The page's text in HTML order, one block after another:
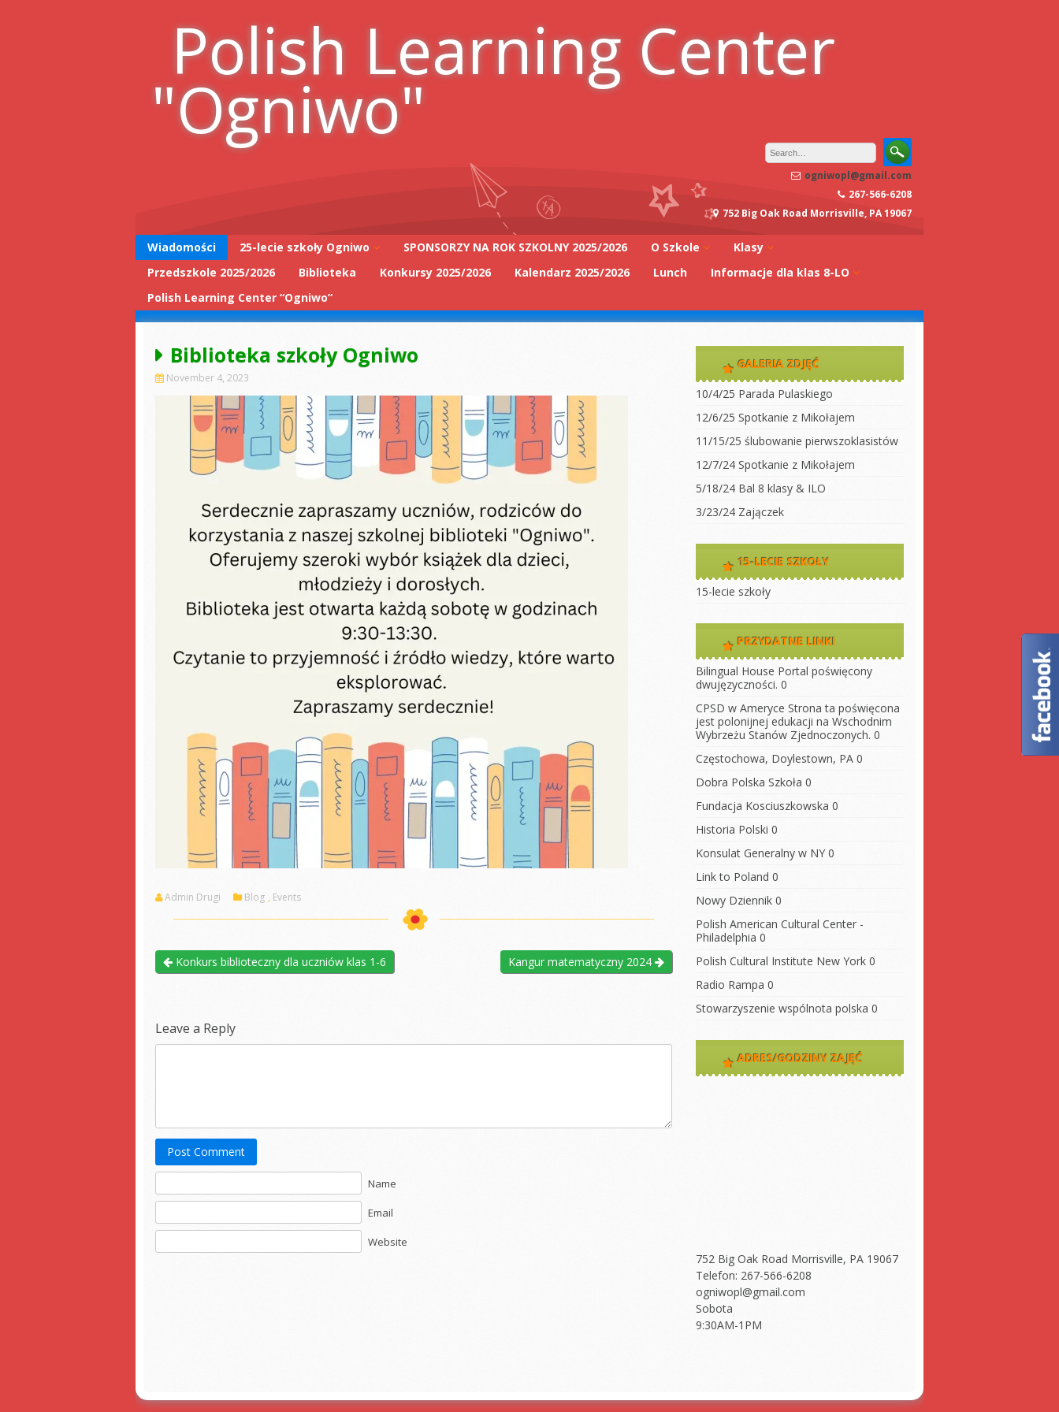
Polish Learning Center
"Ogniwo"
ogniwopl@gmail.com
267-566-6208
752 Big Oak Road Morrisville, PA 19067
Wiadomości
25-lecie szkoły Ogniwo
25-lecie wpis do
SPONSORZY NA ROK SZKOLNY 2025/2026
O Szkole
Adres szkoły
2025/2026
2025/2026
Statut szkoły
“Ogniwo”
Dokumenty do
15-lecie szkoły
Klasy
Klasa 0A
Klasa 1A
Klasa 1B
Klasa 2
Klasa 3A
Klasa 3 B
Klasa 5
Klasa 6
Klasa 8
LO 1
Przedszkole 2025/2026 Biblioteka Konkursy 2025/2026 Kalendarz 2025/2026 Lunch
Informacje dla klas 8-LO
Stypendia
Egzaminy z
dwujęzyczności
Polish Learning Center “Ogniwo”
Biblioteka szkoły Ogniwo
November 4, 2023
Admin Drugi Blog , Events
Konkurs biblioteczny dla uczniów klas 1-6 Kangur matematyczny 2024
Leave a Reply
Post Comment
Name
Email
Website
GALERIA ZDJĘĆ
10/4/25 Parada Pulaskiego
12/6/25 Spotkanie z Mikołajem
11/15/25 ślubowanie pierwszoklasistów
12/7/24 Spotkanie z Mikołajem
5/18/24 Bal 8 klasy & ILO
3/23/24 Zajączek
15-LECIE SZKOŁY
15-lecie szkoły
PRZYDATNE LINKI
Bilingual House Portal poświęcony
dwujęzyczności. 0
CPSD w Ameryce Strona ta poświęcona
jest polonijnej edukacji na Wschodnim
Wybrzeżu Stanów Zjednoczonych. 0
Częstochowa, Doylestown, PA 0
Dobra Polska Szkoła 0
Fundacja Kosciuszkowska 0
Historia Polski 0
Konsulat Generalny w NY 0
Link to Poland 0
Nowy Dziennik 0
Polish American Cultural Center -
Philadelphia 0
Polish Cultural Institute New York 0
Radio Rampa 0
Stowarzyszenie wspólnota polska 0
ADRES/GODZINY ZAJĘĆ
752 Big Oak Road Morrisville, PA 19067
Telefon: 267-566-6208
ogniwopl@gmail.com
Sobota
9:30AM-1PM